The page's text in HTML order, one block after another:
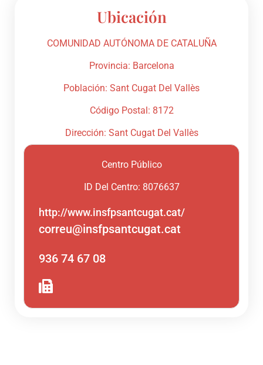
Ubicación
COMUNIDAD AUTÓNOMA DE CATALUÑA
Provincia: Barcelona
Población: Sant Cugat Del Vallès
Código Postal: 8172
Dirección: Sant Cugat Del Vallès
Centro Público
ID Del Centro: 8076637
http://www.insfpsantcugat.cat/
correu@insfpsantcugat.cat
936 74 67 08